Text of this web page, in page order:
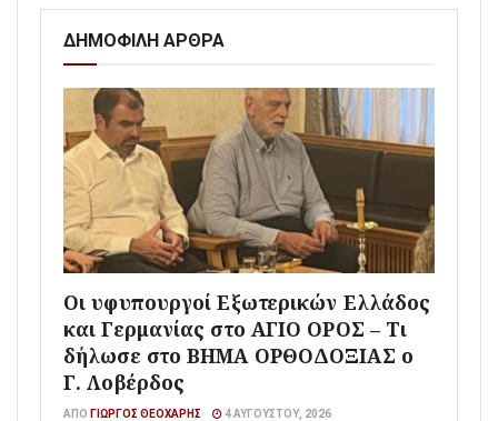
ΔΗΜΟΦΙΛΗ ΑΡΘΡΑ
Οι υφυπουργοί Εξωτερικών Ελλάδος
και Γερμανίας στο ΑΓΙΟ ΟΡΟΣ – Τι
δήλωσε στο ΒΗΜΑ ΟΡΘΟΔΟΞΙΑΣ ο
Γ. Λοβέρδος
ΑΠΌ ΓΙΏΡΓΟΣ ΘΕΟΧΆΡΗΣ 4 ΑΥΓΟΎΣΤΟΥ, 2026